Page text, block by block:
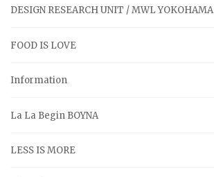
DESIGN RESEARCH UNIT / MWL YOKOHAMA
FOOD IS LOVE
Information
La La Begin BOYNA
LESS IS MORE